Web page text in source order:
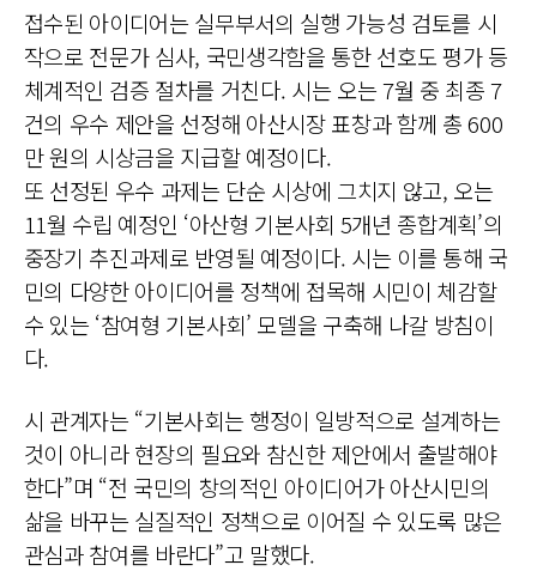
접수된 아이디어는 실무부서의 실행 가능성 검토를 시
작으로 전문가 심사, 국민생각함을 통한 선호도 평가 등
체계적인 검증 절차를 거친다. 시는 오는 7월 중 최종 7
건의 우수 제안을 선정해 아산시장 표창과 함께 총 600
만 원의 시상금을 지급할 예정이다.
또 선정된 우수 과제는 단순 시상에 그치지 않고, 오는
11월 수립 예정인 ‘아산형 기본사회 5개년 종합계획’의
중장기 추진과제로 반영될 예정이다. 시는 이를 통해 국
민의 다양한 아이디어를 정책에 접목해 시민이 체감할
수 있는 ‘참여형 기본사회’ 모델을 구축해 나갈 방침이
다.
시 관계자는 “기본사회는 행정이 일방적으로 설계하는
것이 아니라 현장의 필요와 참신한 제안에서 출발해야
한다”며 “전 국민의 창의적인 아이디어가 아산시민의
삶을 바꾸는 실질적인 정책으로 이어질 수 있도록 많은
관심과 참여를 바란다”고 말했다.